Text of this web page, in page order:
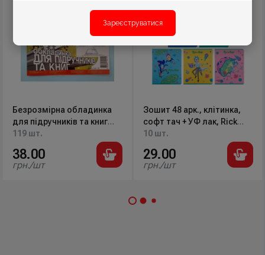
Зареєструватися
Безрозмірна обладинка
для підручників та книг
ПВХ формат В5, 2501-ТМ
119 шт.
38.00
грн./шт
Зошит 48 арк., клітинка,
софт тач + УФ лак, Rick
and Morty RM22-259-2 Kite
10 шт.
29.00
грн./шт